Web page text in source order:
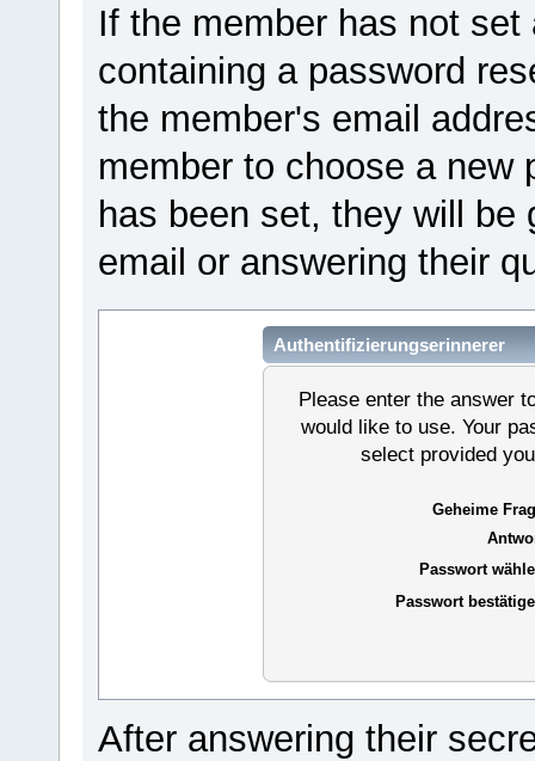
If the member has not
containing a password
the member's email
member to choose a new
has been set, they will
email or answering their
Authentifizierungserinnerer
Please enter the answer
would like to use. Your
select provided
Geheime
Passwort
Passwort
After answering their